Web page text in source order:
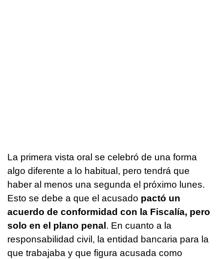
La primera vista oral se celebró de una forma
algo diferente a lo habitual, pero tendrá que
haber al menos una segunda el próximo lunes.
Esto se debe a que el acusado pactó un
acuerdo de conformidad con la Fiscalía, pero
solo en el plano penal . En cuanto a la
responsabilidad civil, la entidad bancaria para la
que trabajaba y que figura acusada como